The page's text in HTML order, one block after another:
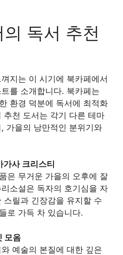
독서 추천
지는 이 시기에 북카페에서
를 소개합니다. 북카페는
환경 덕분에 독서에 최적화
추천 도서는 각기 다른 테마
가을의 낭만적인 분위기와
사 크리스티
은 무거운 가을의 오후에 잘
소설은 독자의 호기심을 자
스릴과 긴장감을 유지할 수
로 가득 차 있습니다.
모옴
예술의 본질에 대한 깊은